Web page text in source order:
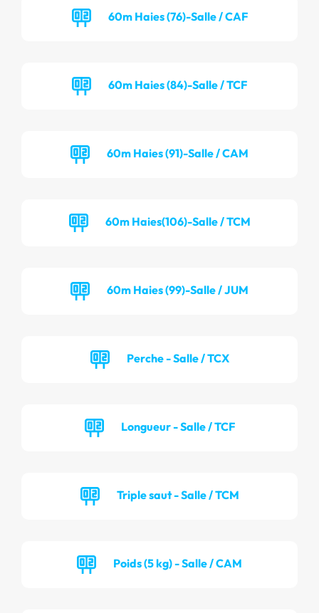
60m Haies (76)-Salle / CAF
60m Haies (84)-Salle / TCF
60m Haies (91)-Salle / CAM
60m Haies(106)-Salle / TCM
60m Haies (99)-Salle / JUM
Perche - Salle / TCX
Longueur - Salle / TCF
Triple saut - Salle / TCM
Poids (5 kg) - Salle / CAM